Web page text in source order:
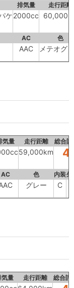
排気量 走行距離
ケ2000cc
AC 色
AAC メテオグ
気量 走行距離 総合評
59,000km 4
AC 色 内装外
グレー C
気量 走行距離 総合評